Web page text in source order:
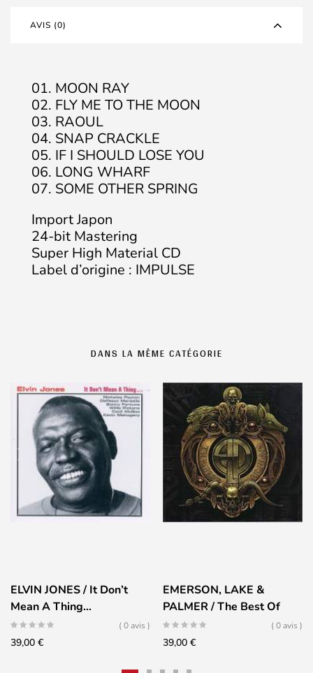
AVIS (0)
01. MOON RAY
02. FLY ME TO THE MOON
03. RAOUL
04. SNAP CRACKLE
05. IF I SHOULD LOSE YOU
06. LONG WHARF
07. SOME OTHER SPRING
Import Japon
24-bit Mastering
Super High Material CD
Label d’origine : IMPULSE
DANS LA MÊME CATÉGORIE
ELVIN JONES / It Don’t
Mean A Thing…
( 0 avis )
39,00 €
EMERSON, LAKE &
PALMER / The Best Of
EL&P
( 0 avis )
39,00 €